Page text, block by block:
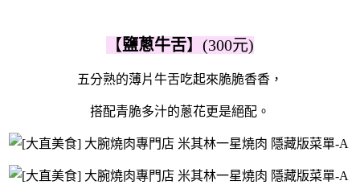
【鹽蔥牛舌】(300元)
五分熟的薄片牛舌吃起來脆脆香香，
搭配青脆多汁的蔥花更是絕配。